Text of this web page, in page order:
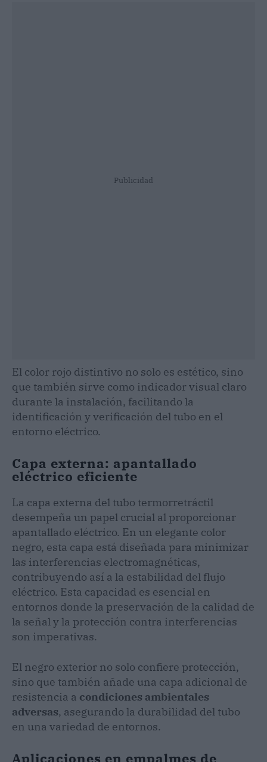
Publicidad
El color rojo distintivo no solo es estético, sino
que también sirve como indicador visual claro
durante la instalación, facilitando la
identificación y verificación del tubo en el
entorno eléctrico.
Capa externa: apantallado
eléctrico eficiente
La capa externa del tubo termorretráctil
desempeña un papel crucial al proporcionar
apantallado eléctrico. En un elegante color
negro, esta capa está diseñada para minimizar
las interferencias electromagnéticas,
contribuyendo así a la estabilidad del flujo
eléctrico. Esta capacidad es esencial en
entornos donde la preservación de la calidad de
la señal y la protección contra interferencias
son imperativas.
El negro exterior no solo confiere protección,
sino que también añade una capa adicional de
resistencia a condiciones ambientales
adversas, asegurando la durabilidad del tubo
en una variedad de entornos.
Aplicaciones en empalmes de